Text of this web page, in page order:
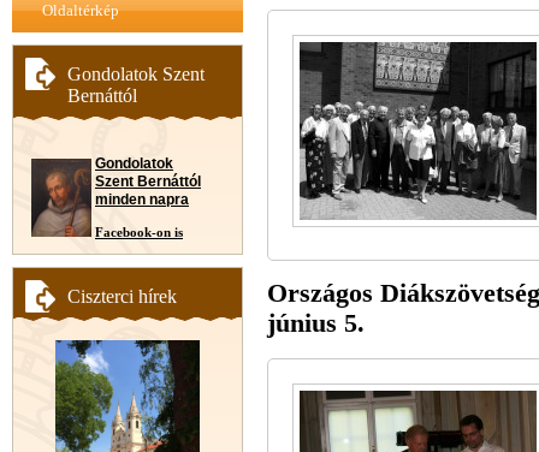
Oldaltérkép
Gondolatok Szent
Bernáttól
Gondolatok
Szent Bernáttól
minden napra
Facebook-on is
Ciszterci hírek
Országos
június 5.